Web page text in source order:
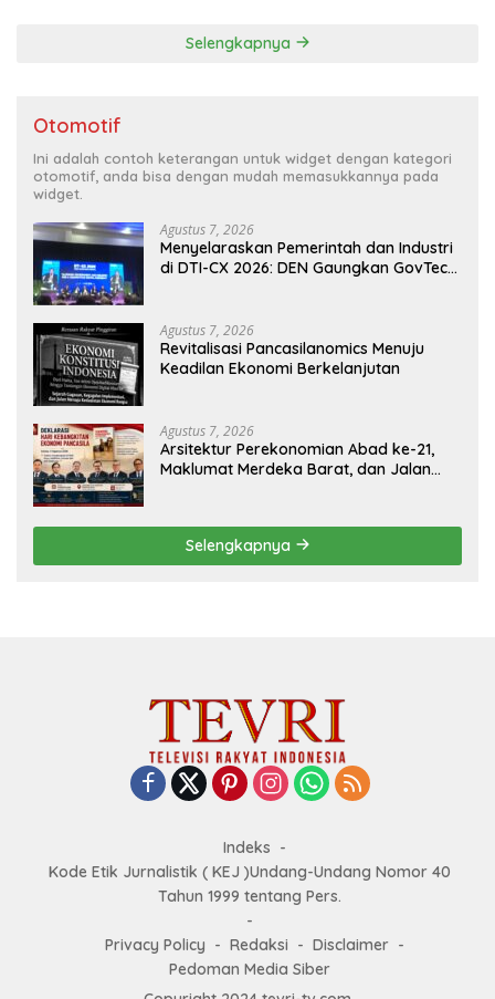
Selengkapnya
Otomotif
Ini adalah contoh keterangan untuk widget dengan kategori
otomotif, anda bisa dengan mudah memasukkannya pada
widget.
Agustus 7, 2026
Menyelaraskan Pemerintah dan Industri
di DTI-CX 2026: DEN Gaungkan GovTech,
Agustus 7, 2026
Revitalisasi Pancasilanomics Menuju
Keadilan Ekonomi Berkelanjutan
Agustus 7, 2026
Arsitektur Perekonomian Abad ke-21,
Maklumat Merdeka Barat, dan Jalan
Selengkapnya
Indeks
Kode Etik Jurnalistik ( KEJ )Undang-Undang Nomor 40
Tahun 1999 tentang Pers.
Privacy Policy Redaksi
Disclaimer
Pedoman Media Siber